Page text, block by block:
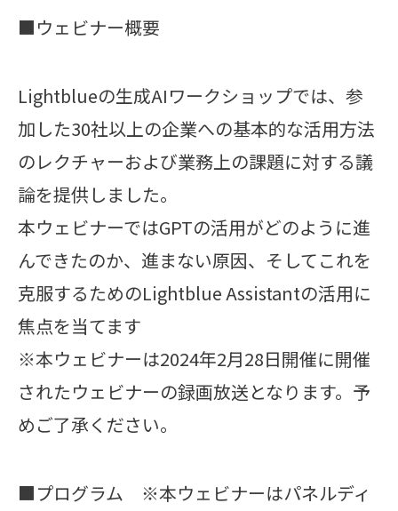
■ウェビナー概要
Lightblueの生成AIワークショップでは、参
加した30社以上の企業への基本的な活用方法
のレクチャーおよび業務上の課題に対する議
論を提供しました。
本ウェビナーではGPTの活用がどのように進
んできたのか、進まない原因、そしてこれを
克服するためのLightblue Assistantの活用に
焦点を当てます
※本ウェビナーは2024年2月28日開催に開催
されたウェビナーの録画放送となります。予
めご了承ください。
■プログラム ※本ウェビナーはパネルディ